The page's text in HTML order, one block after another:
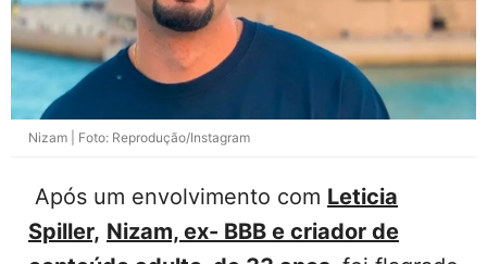
Nizam | Foto: Reprodução/Instagram
Após um envolvimento com Leticia
Spiller, Nizam, ex- BBB e criador de